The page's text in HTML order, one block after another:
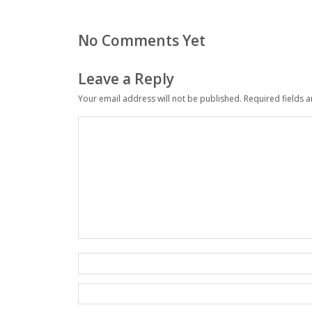
No Comments Yet
Leave a Reply
Your email address will not be published. Required fields